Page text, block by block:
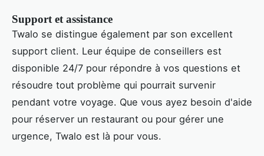
Support et assistance
Twalo se distingue également par son excellent
support client. Leur équipe de conseillers est
disponible 24/7 pour répondre à vos questions et
résoudre tout problème qui pourrait survenir
pendant votre voyage. Que vous ayez besoin d'aide
pour réserver un restaurant ou pour gérer une
urgence, Twalo est là pour vous.